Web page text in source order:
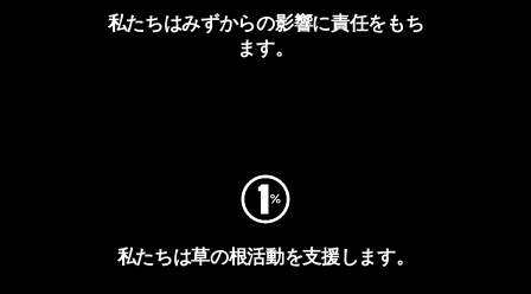
私たちはみずからの影響に責任をもち
ます。
私たちは草の根活動を支援します。